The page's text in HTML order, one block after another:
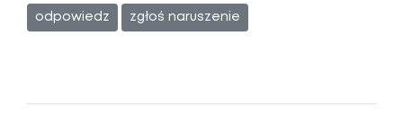
odpowiedz zgłoś naruszenie